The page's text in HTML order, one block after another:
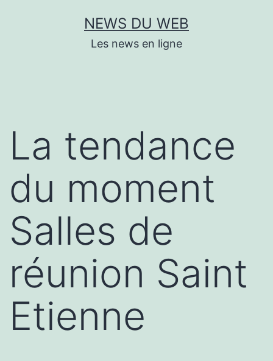
NEWS DU WEB
Les news en ligne
La tendance
du moment
Salles de
réunion Saint
Etienne